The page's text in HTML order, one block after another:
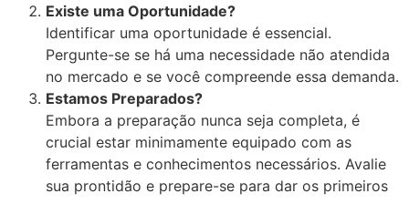
Existe uma Oportunidade?
Identificar uma oportunidade é essencial.
Pergunte-se se há uma necessidade não atendida
no mercado e se você compreende essa demanda.
Estamos Preparados?
Embora a preparação nunca seja completa, é
crucial estar minimamente equipado com as
ferramentas e conhecimentos necessários. Avalie
sua prontidão e prepare-se para dar os primeiros